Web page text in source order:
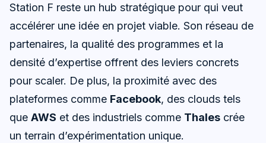
Station F reste un hub stratégique pour qui veut
accélérer une idée en projet viable. Son réseau de
partenaires, la qualité des programmes et la
densité d’expertise offrent des leviers concrets
pour scaler. De plus, la proximité avec des
plateformes comme Facebook, des clouds tels
que AWS et des industriels comme Thales crée
un terrain d’expérimentation unique.